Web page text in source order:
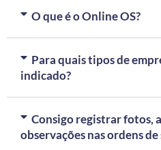
O que é o Online OS?
Para quais tipos de
indicado?
Consigo registrar fotos,
observações nas ordens